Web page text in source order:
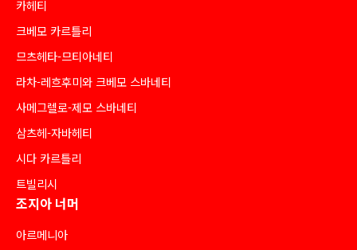
카헤티
크베모 카르틀리
므츠헤타-므티아네티
라차-레흐후미와 크베모 스바네티
사메그렐로-제모 스바네티
삼츠헤-자바헤티
시다 카르틀리
트빌리시
조지아 너머
아르메니아